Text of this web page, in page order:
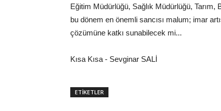
Eğitim Müdürlüğü, Sağlık Müdürlüğü,
bu dönem en önemli sancısı malum; imar
çözümüne katkı sunabilecek mi...
Kısa Kısa - Sevginar SALİ
ETİKETLER